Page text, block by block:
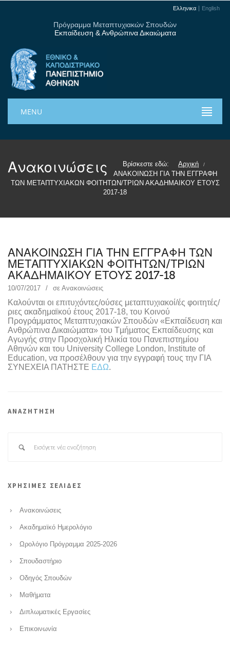
Ελληνικα English
Πρόγραμμα Μεταπτυχιακών Σπουδών
Εκπαίδευση & Ανθρώπινα Δικαιώματα
MENU
Ανακοινώσεις Βρίσκεστε εδώ: Αρχική /
ΑΝΑΚΟΙΝΩΣΗ ΓΙΑ ΤΗΝ ΕΓΓΡΑΦΗ
ΤΩΝ ΜΕΤΑΠΤΥΧΙΑΚΩΝ ΦΟΙΤΗΤΩΝ/ΤΡΙΩΝ ΑΚΑΔΗΜΑΙΚΟΥ ΕΤΟΥΣ
2017-18
ΑΝΑΚΟΙΝΩΣΗ ΓΙΑ ΤΗΝ ΕΓΓΡΑΦΗ ΤΩΝ
ΜΕΤΑΠΤΥΧΙΑΚΩΝ ΦΟΙΤΗΤΩΝ/ΤΡΙΩΝ
ΑΚΑΔΗΜΑΙΚΟΥ ΕΤΟΥΣ 2017-18
10/07/2017 σε Ανακοινώσεις
Καλούνται οι επιτυχόντες/ούσες μεταπτυχιακοί/ές φοιτητές/
ριες ακαδημαϊκού έτους 2017-18, του Κοινού
Προγράμματος Μεταπτυχιακών Σπουδών «Εκπαίδευση και
Ανθρώπινα ∆ικαιώµατα» του Τµήµατος Εκπαίδευσης και
Αγωγής στην Προσχολική Ηλικία του Πανεπιστημίου
Αθηνών και του University College London, Institute of
Education, να προσέλθουν για την εγγραφή τους την ΓΙΑ
ΣΥΝΕΧΕΙΑ ΠΑΤΗΣΤΕ ΕΔΩ.
ΑΝΑΖΗΤΗΣΗ
ΧΡΗΣΙΜΕΣ ΣΕΛΙΔΕΣ
Ανακοινώσεις
Ακαδημαϊκό Ημερολόγιο
Ωρολόγιο Πρόγραμμα 2025-2026
Σπουδαστήριο
Οδηγός Σπουδών
Μαθήματα
Διπλωματικές Εργασίες
Επικοινωνία